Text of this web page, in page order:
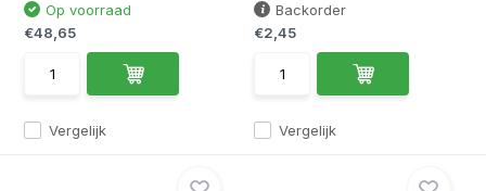
Vergelijk
Op voorraad
€48,65
Vergelijk
Backorder
€2,45